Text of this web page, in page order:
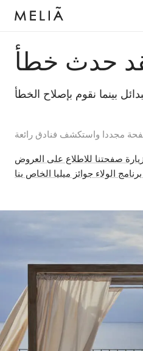
حدث خطأ
مجددا واستكشف فنادق رائعة
صفحتنا للاطلاع على العروض
الولاء جوائز ميليا الخاص بنا